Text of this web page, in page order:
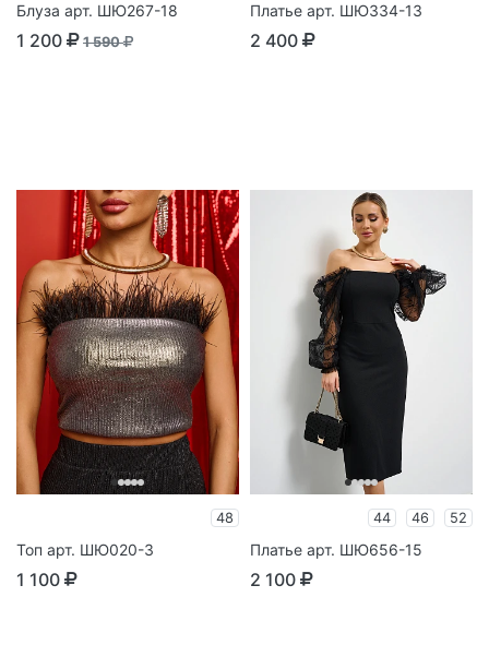
Блуза арт. ШЮ267-18
1 200 1 590
Платье арт. ШЮ334-13
2 400
48
Топ арт. ШЮ020-3
1 100
44 46 52
Платье арт. ШЮ656-15
2 100